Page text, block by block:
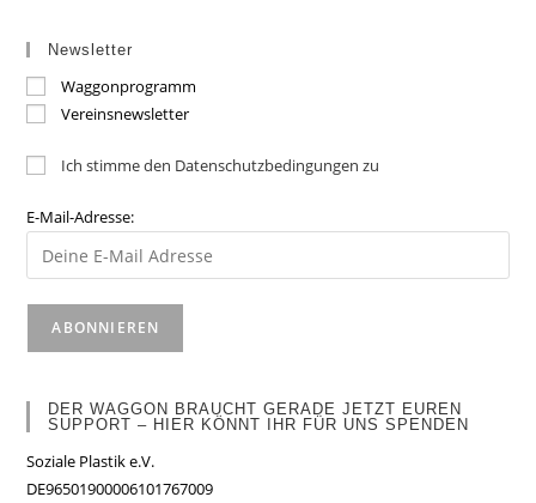
Newsletter
Waggonprogramm
Vereinsnewsletter
Ich stimme den Datenschutzbedingungen zu
E-Mail-Adresse:
DER WAGGON BRAUCHT GERADE JETZT EUREN
SUPPORT – HIER KÖNNT IHR FÜR UNS SPENDEN
Soziale Plastik e.V.
DE96501900006101767009